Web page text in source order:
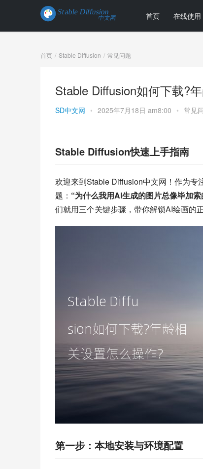
首页 在线使用
首页 Stable Diffusion 常见问题
Stable Diffusion如何下载?
SD中文网 • 2025年7月18日 am8:00 • 常见
Stable Diffusion快速上手指南
欢迎来到Stable Diffusion中文网！作为专
题： “为什么我用AI生成的图片总像毕加
们就用三个关键步骤，带你解锁AI绘画的
第一步：本地安装与环境配置